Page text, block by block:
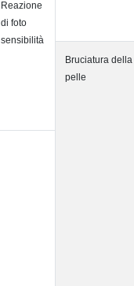
Reazione
di foto
sensibilità
Bruciatura della
pelle